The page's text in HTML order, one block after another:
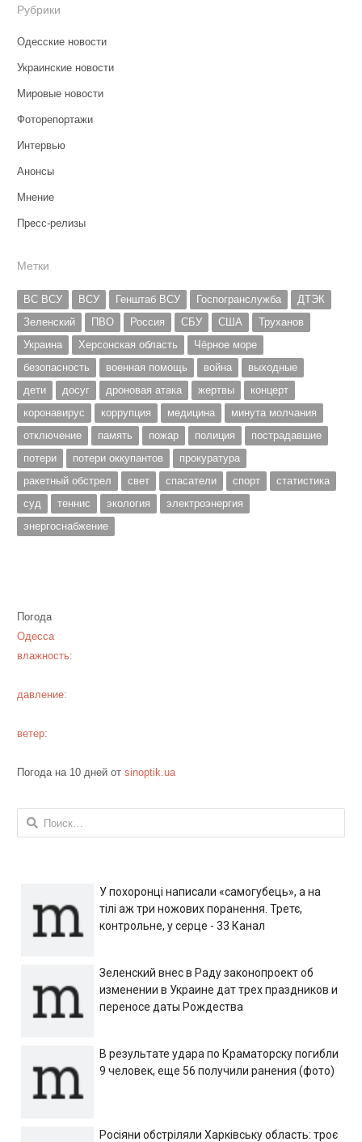
Рубрики
Одесские новости
Украинские новости
Мировые новости
Фоторепортажи
Интервью
Анонсы
Мнение
Пресс-релизы
Метки
ВС ВСУ ВСУ Генштаб ВСУ Госпогранслужба
ДТЭК
Зеленский
ПВО Россия СБУ США
Труханов
Украина
Херсонская область
Чёрное море
безопасность
военная помощь война
выходные
дети
досуг дроновая атака жертвы
концерт
коронавирус
коррупция медицина
минута молчания
отключение
память пожар полиция
пострадавшие
потери
потери оккупантов
прокуратура
ракетный обстрел
свет спасатели спорт
статистика
суд
теннис экология
электроэнергия
энергоснабжение
Погода
Одесса
влажность:
давление:
ветер:
Погода на 10 дней от sinoptik.ua
Найти:
У похоронці написали «самогубець», а на
тілі аж три ножових поранення. Третє,
контрольне, у серце - 33 Канал
Зеленский внес в Раду законопроект об
изменении в Украине дат трех праздников и
переносе даты Рождества
В результате удара по Краматорску погибли
9 человек, еще 56 получили ранения (фото)
Росіяни обстріляли Харківську область: троє